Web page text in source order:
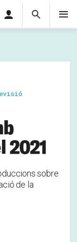
Cerca
privada
2021
sobre
de la